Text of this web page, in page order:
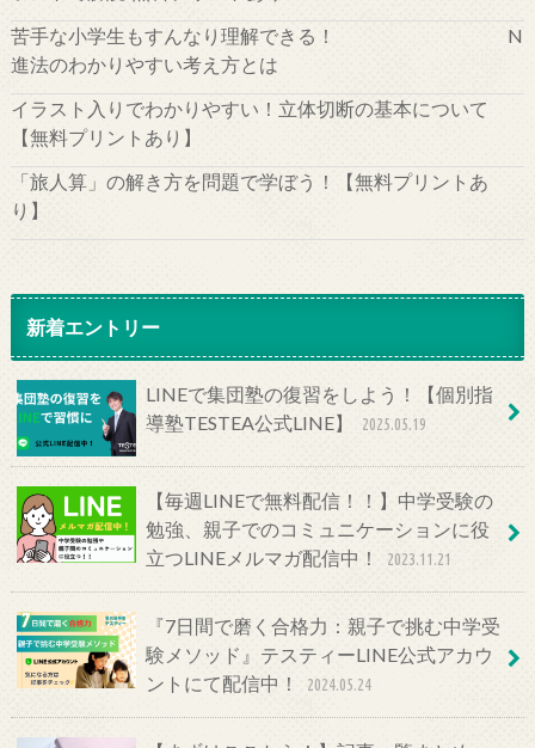
苦手な小学生もすんなり理解できる！ N
進法のわかりやすい考え方とは
イラスト入りでわかりやすい！立体切断の基本について
【無料プリントあり】
「旅人算」の解き方を問題で学ぼう！【無料プリントあ
り】
新着エントリー
LINEで集団塾の復習をしよう！【個別指
導塾TESTEA公式LINE】
2025.05.19
【毎週LINEで無料配信！！】中学受験の
勉強、親子でのコミュニケーションに役
立つLINEメルマガ配信中！
2023.11.21
『7日間で磨く合格力：親子で挑む中学受
験メソッド』テスティーLINE公式アカウ
ントにて配信中！
2024.05.24